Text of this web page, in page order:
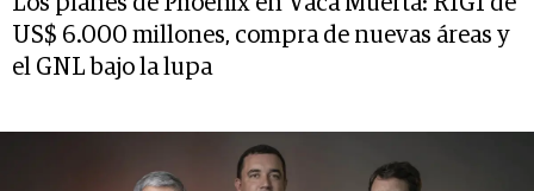
US$ 6.000 millones, compra de nuevas áreas y
el GNL bajo la lupa